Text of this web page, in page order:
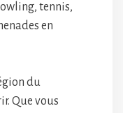
tennis,
en
du
Que vous